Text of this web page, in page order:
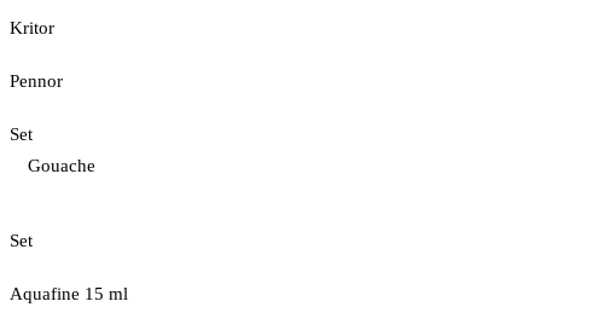
Kritor
Pennor
Set
Gouache
Set
Aquafine 15 ml